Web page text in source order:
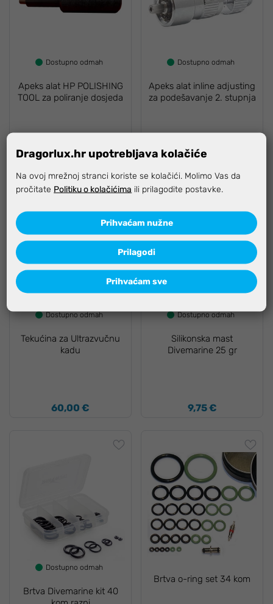
Dostupno odmah
Apeks alat HP POLISHING
TOOL za poliranje dosjeda
40,62 €
Dostupno odmah
Apeks alat inline adjusting
za podešavanje 2. stupnja
120,14 €
Dostupno odmah
Tekućina za Ultrazvučnu
kadu
60,00 €
Dostupno odmah
Silikonska mast
Divemarine 25 gr
9,75 €
Dostupno odmah
Brtva Divemarine kit 40
Brtva o-ring set 34 kom
Dragorlux.hr upotrebljava kolačiće
Na ovoj mrežnoj stranci koriste se kolačići. Molimo Vas da
pročitate Politiku o kolačićima ili prilagodite postavke.
Prihvaćam nužne
Prilagodi
Prihvaćam sve